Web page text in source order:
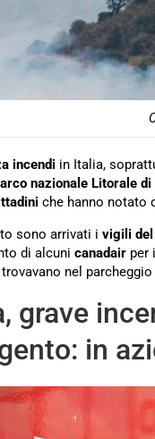
incendi in Italia,
nazionale Litorale di
che hanno notato
sono arrivati i vigili
di alcuni canadair per
nel
grave
in